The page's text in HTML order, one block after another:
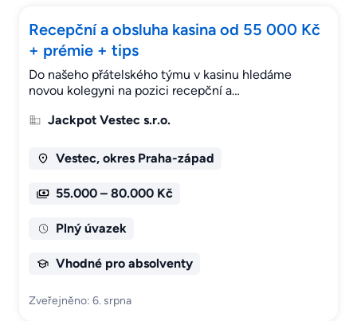
Recepční a obsluha kasina od 55 000 Kč
+ prémie + tips
Do našeho přátelského týmu v kasinu hledáme
novou kolegyni na pozici recepční a…
Jackpot Vestec s.r.o.
Vestec, okres Praha-západ
55.000 – 80.000 Kč
Plný úvazek
Vhodné pro absolventy
Zveřejněno: 6. srpna